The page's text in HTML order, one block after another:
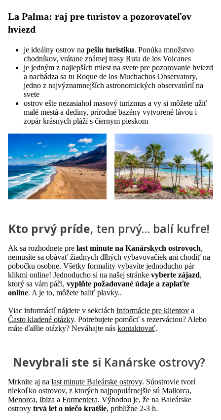
La Palma: raj pre turistov a pozorovateľov
hviezd
je ideálny ostrov na pešiu turistiku. Ponúka množstvo
chodníkov, vrátane známej trasy Ruta de los Volcanes
je jedným z najlepších miest na svete pre pozorovanie hviezd
a nachádza sa tu Roque de los Muchachos Observatory,
jedno z najvýznamnejších astronomických observatórií na
svete
ostrov ešte nezasiahol masový turizmus a vy si môžete užiť
malé mestá a dediny, prírodné bazény vytvorené lávou i
zopár krásnych pláží s čiernym pieskom
Kto prvý príde, ten prvý… balí kufre!
Ak sa rozhodnete pre last minute na Kanárskych ostrovoch,
nemusíte sa obávať žiadnych dlhých vybavovačiek ani chodiť na
pobočku osobne. Všetky formality vybavíte jednoducho pár
klikmi online! Jednoducho si na našej stránke vyberte zájazd,
ktorý sa vám páči, vyplňte požadované údaje a zaplaťte
online. A je to, môžete baliť plavky..
Viac informácií nájdete v sekciách Informácie pre klientov a
Často kladené otázky. Potrebujete pomôcť s rezerváciou? Alebo
máte ďalšie otázky? Neváhajte nás kontaktovať.
Nevybrali ste si Kanárske ostrovy?
Mrknite aj na last minute Baleárske ostrovy. Súostrovie tvorí
niekoľko ostrovov, z ktorých najpopulárnejšie sú Mallorca,
Menorca, Ibiza a Formentera. Výhodou je, že na Baleárske
ostrovy trvá let o niečo kratšie, približne 2-3 h.